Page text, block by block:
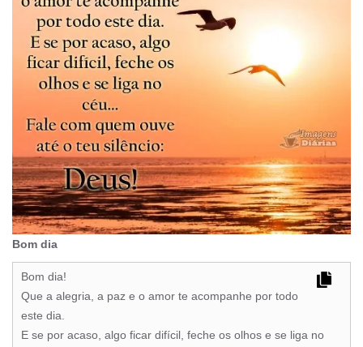
Bom dia
Bom dia!
Que a alegria, a paz e o amor te acompanhe por todo
este dia.
E se por acaso, algo ficar difícil, feche os olhos e se liga no